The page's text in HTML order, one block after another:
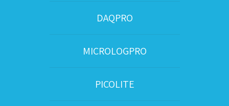
DAQPRO
MICROLOGPRO
PICOLITE